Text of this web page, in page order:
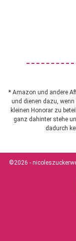
* Amazon und andere
und dienen dazu,
kleinen Honorar zu
ganz dahinter stehe
dadurch
©2026 -